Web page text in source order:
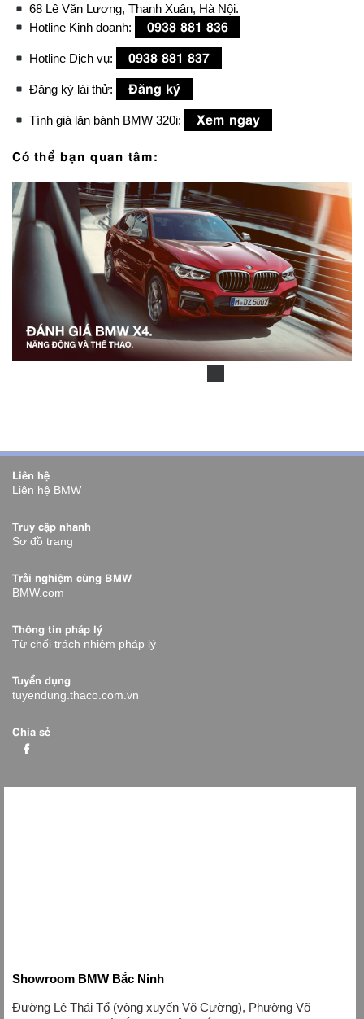
68 Lê Văn Lương, Thanh Xuân, Hà Nội.
Hotline Kinh doanh:
0938 881 836
Hotline Dịch vụ: 0938 881 837
Đăng ký lái thử: Đăng ký
Tính giá lăn bánh BMW 320i: Xem ngay
Có thể bạn quan tâm:
Liên hệ
Liên hệ BMW
Truy cập nhanh
Sơ đồ trang
Trải nghiệm cùng BMW
BMW.com
Thông tin pháp lý
Từ chối trách nhiệm pháp lý
Tuyển dụng
tuyendung.thaco.com.vn
Chia sẻ
Showroom BMW Bắc Ninh
Đường Lê Thái Tổ (vòng xuyến Võ Cường), Phường Võ